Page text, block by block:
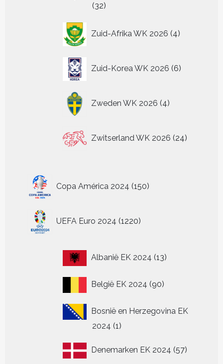
3232
Zuid-Afrika WK 2026 4
producten
Zuid-Korea WK 2026 6
producten
Zweden WK 2026 4
producten
Zwitserland WK 2026 24
producten
Copa América 2024 150
producten
UEFA Euro 2024 1220
producten
Albanië EK 2024 1313
België EK 2024 9090
Bosnië en Herzegovina EK
2024 11
Denemarken EK 2024 5757